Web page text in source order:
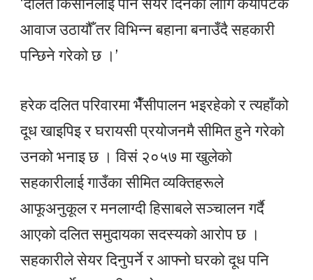
आवाज उठायौँ तर विभिन्न बहाना बनाउँदै सहकारी
पन्छिने गरेको छ ।’
हरेक दलित परिवारमा भैँसीपालन भइरहेको र त्यहाँको
दूध खाइपिइ र घरायसी प्रयोजनमै सीमित हुने गरेको
उनको भनाइ छ । विसं २०५७ मा खुलेको
सहकारीलाई गाउँका सीमित व्यक्तिहरूले
आफूअनुकूल र मनलाग्दी हिसाबले सञ्चालन गर्दै
आएको दलित समुदायका सदस्यको आरोप छ ।
सहकारीले सेयर दिनुपर्ने र आफ्नो घरको दूध पनि